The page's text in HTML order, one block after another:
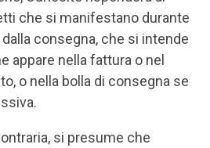
che si manifestano durante
consegna, che si intende
appare nella fattura o nel
o nella bolla di consegna se
si presume che